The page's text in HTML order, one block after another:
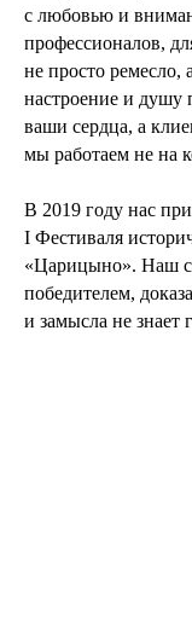
с любовью и
профессионалов,
не просто ремесло,
настроение и душу
ваши сердца, а
мы работаем не на
В 2019 году нас
I Фестиваля
«Царицыно». Наш
победителем,
и замысла не знает